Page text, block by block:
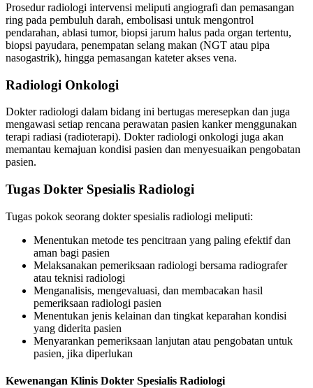
Prosedur radiologi intervensi meliputi angiografi dan pemasangan
ring pada pembuluh darah, embolisasi untuk mengontrol
pendarahan, ablasi tumor, biopsi jarum halus pada organ tertentu,
biopsi payudara, penempatan selang makan (NGT atau pipa
nasogastrik), hingga pemasangan kateter akses vena.
Radiologi Onkologi
Dokter radiologi dalam bidang ini bertugas meresepkan dan juga
mengawasi setiap rencana perawatan pasien kanker menggunakan
terapi radiasi (radioterapi). Dokter radiologi onkologi juga akan
memantau kemajuan kondisi pasien dan menyesuaikan pengobatan
pasien.
Tugas Dokter Spesialis Radiologi
Tugas pokok seorang dokter spesialis radiologi meliputi:
Menentukan metode tes pencitraan yang paling efektif dan
aman bagi pasien
Melaksanakan pemeriksaan radiologi bersama radiografer
atau teknisi radiologi
Menganalisis, mengevaluasi, dan membacakan hasil
pemeriksaan radiologi pasien
Menentukan jenis kelainan dan tingkat keparahan kondisi
yang diderita pasien
Menyarankan pemeriksaan lanjutan atau pengobatan untuk
pasien, jika diperlukan
Kewenangan Klinis Dokter Spesialis Radiologi